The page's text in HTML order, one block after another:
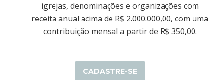
igrejas, denominações e organizações com
receita anual acima de R$ 2.000.000,00, com uma
contribuição mensal a partir de R$ 350,00.
CADASTRE-SE